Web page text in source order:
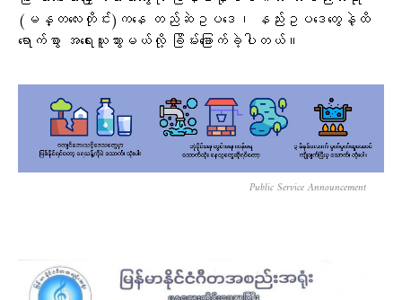
(မန္တလေးတိုင်း)ကနေ တည်ဆဲဥပဒေ၊ နည်းဥပဒေတွေနဲ့ထိ
ရောက်စွာ အရေးယူသွားမယ်လို့ ခြိမ်းခြောက်ခဲ့ပါတယ်။
Public Service Announcement